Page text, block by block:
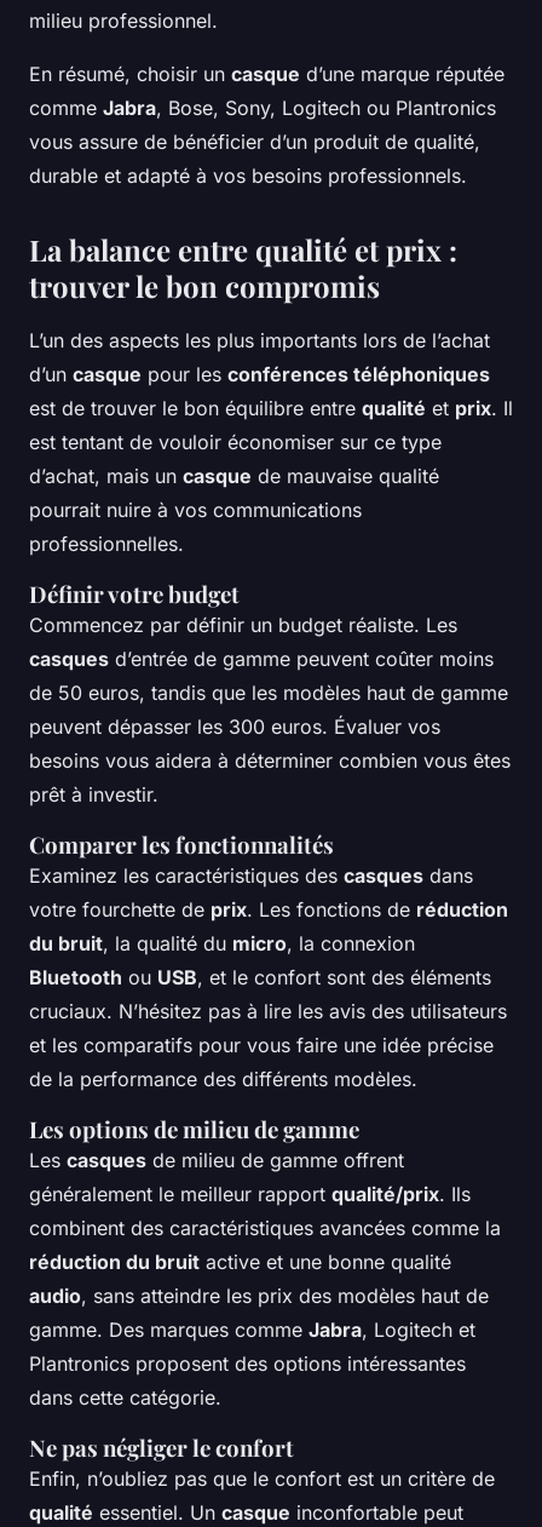
milieu professionnel.
En résumé, choisir un casque d’une marque réputée
comme Jabra, Bose, Sony, Logitech ou Plantronics
vous assure de bénéficier d’un produit de qualité,
durable et adapté à vos besoins professionnels.
La balance entre qualité et prix :
trouver le bon compromis
L’un des aspects les plus importants lors de l’achat
d’un casque pour les conférences téléphoniques
est de trouver le bon équilibre entre qualité et prix. Il
est tentant de vouloir économiser sur ce type
d’achat, mais un casque de mauvaise qualité
pourrait nuire à vos communications
professionnelles.
Définir votre budget
Commencez par définir un budget réaliste. Les
casques d’entrée de gamme peuvent coûter moins
de 50 euros, tandis que les modèles haut de gamme
peuvent dépasser les 300 euros. Évaluer vos
besoins vous aidera à déterminer combien vous êtes
prêt à investir.
Comparer les fonctionnalités
Examinez les caractéristiques des casques dans
votre fourchette de prix. Les fonctions de réduction
du bruit, la qualité du micro, la connexion
Bluetooth ou USB, et le confort sont des éléments
cruciaux. N’hésitez pas à lire les avis des utilisateurs
et les comparatifs pour vous faire une idée précise
de la performance des différents modèles.
Les options de milieu de gamme
Les casques de milieu de gamme offrent
généralement le meilleur rapport qualité/prix. Ils
combinent des caractéristiques avancées comme la
réduction du bruit active et une bonne qualité
audio, sans atteindre les prix des modèles haut de
gamme. Des marques comme Jabra, Logitech et
Plantronics proposent des options intéressantes
dans cette catégorie.
Ne pas négliger le confort
Enfin, n’oubliez pas que le confort est un critère de
qualité essentiel. Un casque inconfortable peut